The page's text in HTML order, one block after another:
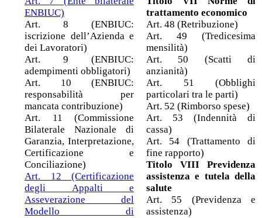
ENBIUC)
Art. 8 (ENBIUC:
iscrizione dell’Azienda e
dei Lavoratori)
Art. 9 (ENBIUC:
adempimenti obbligatori)
Art. 10 (ENBIUC:
responsabilità per
mancata contribuzione)
Art. 11 (Commissione
Bilaterale Nazionale di
Garanzia, Interpretazione,
Certificazione e
Conciliazione)
Art. 12 (Certificazione
degli Appalti e
Asseverazione del
Modello di
trattamento economico
Art. 48 (Retribuzione)
Art. 49 (Tredicesima
mensilità)
Art. 50 (Scatti di
anzianità)
Art. 51 (Obblighi
particolari tra le parti)
Art. 52 (Rimborso spese)
Art. 53 (Indennità di
cassa)
Art. 54 (Trattamento di
fine rapporto)
Titolo VIII Previdenza
assistenza e tutela della
salute
Art. 55 (Previdenza e
assistenza)